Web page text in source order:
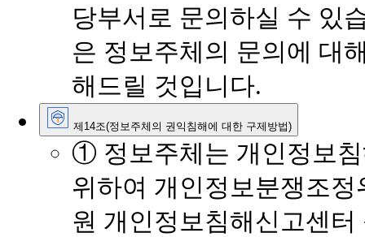
당부서로 문의하실 수 있
은 정보주체의 문의에 대
해드릴 것입니다.
제14조(정보주체의 권익침해에 대한 구제방법)
① 정보주체는 개인정보
위하여 개인정보분쟁조
원 개인정보침해신고센